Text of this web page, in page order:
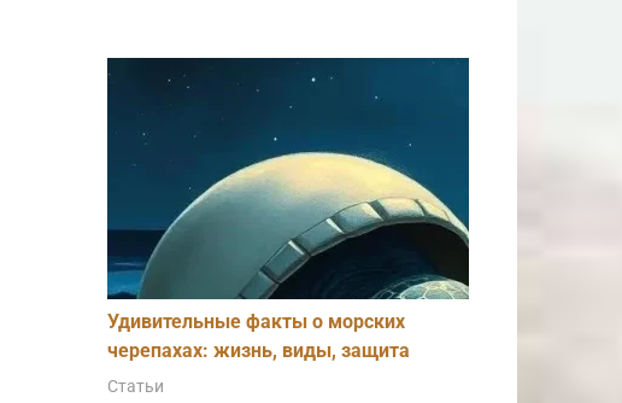
Удивительные факты о морских
черепахах: жизнь, виды, защита
Статьи